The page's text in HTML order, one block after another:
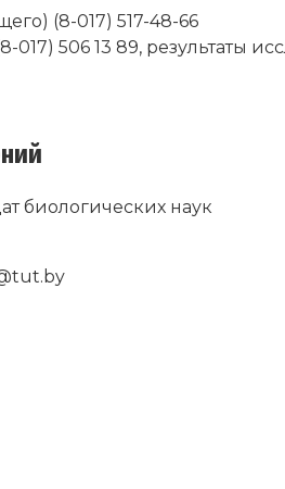
(8-017) 517-48-66
506 13 89, результаты
биологических наук